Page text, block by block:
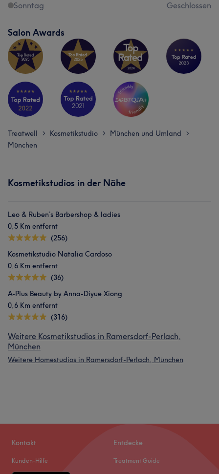
Sonntag
Geschlossen
Salon Awards
Treatwell > Kosmetikstudio > München und Umland >
München
Kosmetikstudios in der Nähe
Leo & Ruben’s Barbershop & ladies
0,5 Km entfernt
(256)
Kosmetikstudio Natalia Cardoso
0,6 Km entfernt
(36)
A-Plus Beauty by Anna-Diyue Xiong
0,6 Km entfernt
(316)
Weitere Kosmetikstudios in Ramersdorf-Perlach,
München
Weitere Homestudios in Ramersdorf-Perlach, München
Kontakt
Kunden-Hilfe
Entdecke
Treatment Guide